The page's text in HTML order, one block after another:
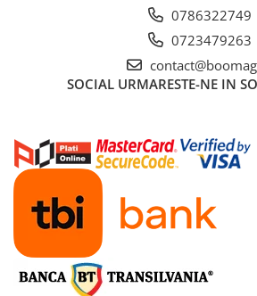
Saboti frana bicicleta
Adaptoare frana bicicleta
Accesorii frane bicicleta
Roti bicicleta
Spite
Butuci
Accesorii butuci
Roti
0786322749
0723479263
SOCIAL URMARESTE-NE IN